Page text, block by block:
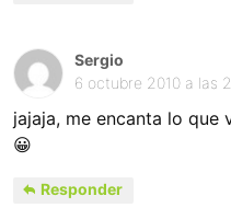
Sergio
6 octubre 2010 a las
jajaja, me encanta lo que
😀
Responder